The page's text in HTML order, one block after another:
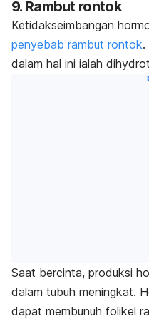
9. Rambut rontok
Ketidakseimbangan
penyebab rambut rontok.
dalam hal ini ialah
Saat bercinta, produksi
dalam tubuh meningkat. H
dapat membunuh folikel